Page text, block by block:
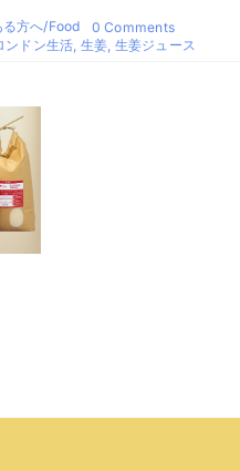
方へ/Food 0 Commentson
GINGER
ンドン生活, 生姜, 生姜ジュース